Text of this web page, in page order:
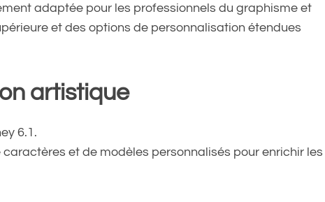
adaptée pour les professionnels du graphisme et
et des options de personnalisation étendues
artistique
6.1.
et de modèles personnalisés pour enrichir les